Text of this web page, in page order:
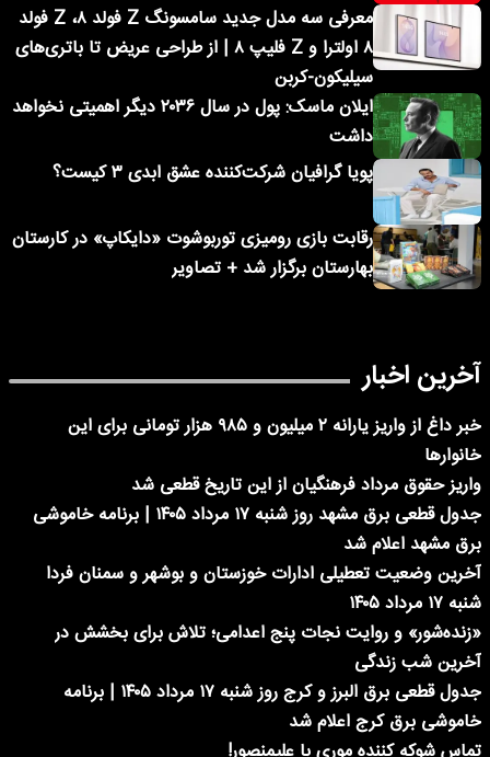
معرفی سه مدل جدید سامسونگ Z فولد ۸، Z فولد
۸ اولترا و Z فلیپ ۸ | از طراحی عریض تا باتری‌های
سیلیکون-کربن
ایلان ماسک: پول در سال ۲۰۳۶ دیگر اهمیتی نخواهد
داشت
پویا گرافیان شرکت‌کننده عشق ابدی ۳ کیست؟
رقابت بازی رومیزی توربوشوت «دایکاپ» در کارستان
بهارستان برگزار شد + تصاویر
آخرین اخبار
خبر داغ از واریز یارانه ۲ میلیون و ۹۸۵ هزار تومانی برای این
خانوارها
واریز حقوق مرداد فرهنگیان از این تاریخ قطعی شد
جدول قطعی برق مشهد روز شنبه ۱۷ مرداد ۱۴۰۵ | برنامه خاموشی
برق مشهد اعلام شد
آخرین وضعیت تعطیلی ادارات خوزستان و بوشهر و سمنان فردا
شنبه ۱۷ مرداد ۱۴۰۵
«زنده‌شور» و روایت نجات پنج اعدامی؛ تلاش برای بخشش در
آخرین شب زندگی
جدول قطعی برق البرز و کرج روز شنبه ۱۷ مرداد ۱۴۰۵ | برنامه
خاموشی برق کرج اعلام شد